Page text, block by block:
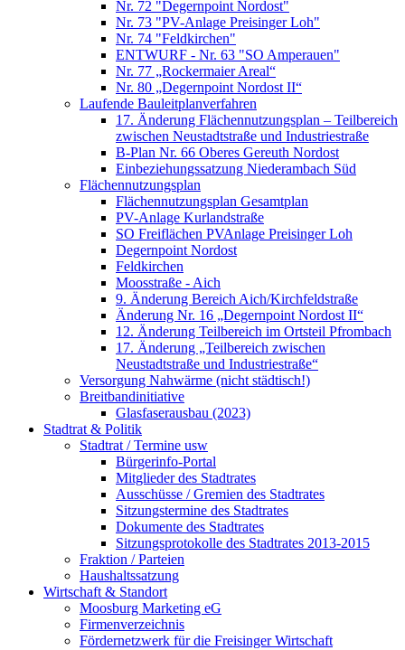
Nr. 72 "Degernpoint Nordost"
Nr. 73 "PV-Anlage Preisinger Loh"
Nr. 74 "Feldkirchen"
ENTWURF - Nr. 63 "SO Amperauen"
Nr. 77 „Rockermaier Areal“
Nr. 80 „Degernpoint Nordost II“
Laufende Bauleitplanverfahren
17. Änderung Flächennutzungsplan – Teilbereich
zwischen Neustadtstraße und Industriestraße
B-Plan Nr. 66 Oberes Gereuth Nordost
Einbeziehungssatzung Niederambach Süd
Flächennutzungsplan
Flächennutzungsplan Gesamtplan
PV-Anlage Kurlandstraße
SO Freiflächen PV­Anlage Preisinger Loh
Degernpoint Nordost
Feldkirchen
Moosstraße - Aich
9. Änderung Bereich Aich/Kirchfeldstraße
Änderung Nr. 16 „Degernpoint Nordost II“
12. Änderung Teilbereich im Ortsteil Pfrombach
17. Änderung „Teilbereich zwischen
Neustadtstraße und Industriestraße“
Versorgung Nahwärme (nicht städtisch!)
Breitbandinitiative
Glasfaserausbau (2023)
Stadtrat & Politik
Stadtrat / Termine usw
Bürgerinfo-Portal
Mitglieder des Stadtrates
Ausschüsse / Gremien des Stadtrates
Sitzungstermine des Stadtrates
Dokumente des Stadtrates
Sitzungsprotokolle des Stadtrates 2013-2015
Fraktion / Parteien
Haushaltssatzung
Wirtschaft & Standort
Moosburg Marketing eG
Firmenverzeichnis
Fördernetzwerk für die Freisinger Wirtschaft